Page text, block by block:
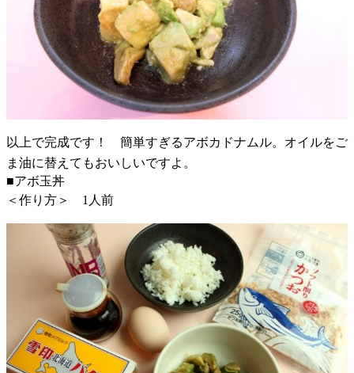
以上で完成です！ 簡単すぎるアボカドナムル。オイルをご
ま油に替えてもおいしいですよ。
■アボ玉丼
＜作り方＞ 1人前